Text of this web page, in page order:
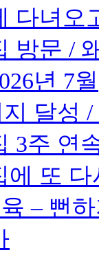
다녀오
방문 /
년 7월
달성
3주 연
또
– 뻔